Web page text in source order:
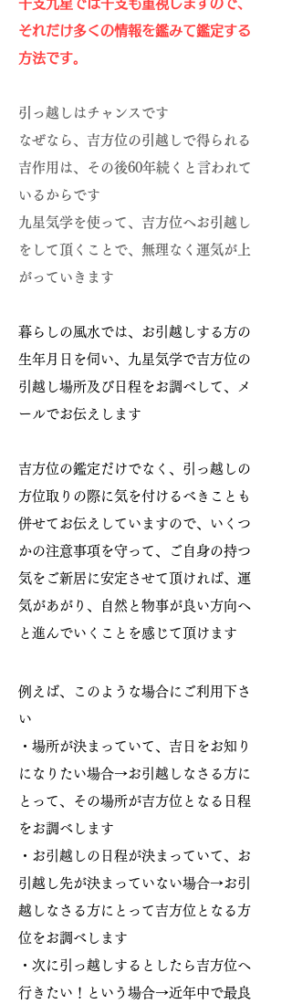
干支九星では干支も重視しますので、
それだけ多くの情報を鑑みて鑑定する
方法です。
引っ越しはチャンスです
なぜなら、​ 吉方位の引越しで得られる
吉作用は、その後60年続くと言われて
いるからです
九星気学を使って、吉方位へお引越し
をして頂くことで、無理なく運気が上
がっていきます
​暮らしの風水では、お引越しする方の
生年月日を伺い、九星気学で吉方位の
引越し場所及び日程をお調べして、メ
ールでお伝えします
吉方位の鑑定だけでなく、引っ越しの
方位取りの際に気を付けるべきことも
併せてお伝えしていますので、いくつ
かの注意事項を守って、ご自身の持つ
気をご新居に安定させて頂ければ、運
気があがり、自然と物事が良い方向へ
と進んでいくことを感じて頂けます
例えば、このような場合にご利用下さ
い
・場所が決まっていて、吉日をお知り
になりたい場合→お引越しなさる方に
とって、その場所が吉方位となる日程
をお調べします
・​お引越しの日程が決まっていて、お
引越し先が決まっていない場合→お引
越しなさる方にとって吉方位となる方
位をお調べします
・次に引っ越しするとしたら吉方位へ
行きたい！という場合→近年中で最良